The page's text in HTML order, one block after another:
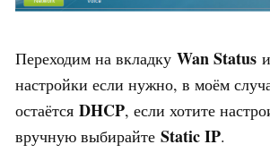
Переходим на вкладку Wan Status
настройки если нужно, в моём
остаётся DHCP, если хотите
вручную выбирайте Static IP.